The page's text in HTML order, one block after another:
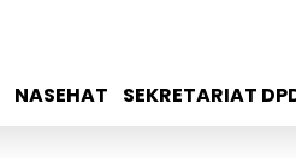
NASEHAT SEKRETARIAT